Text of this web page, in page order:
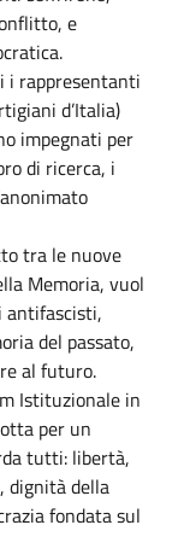
e
i rappresentanti
d’Italia)
impegnati per
di ricerca, i
tra le nuove
Memoria, vuol
antifascisti,
del passato,
al futuro.
Istituzionale in
per un
tutti: libertà,
dignità della
fondata sul